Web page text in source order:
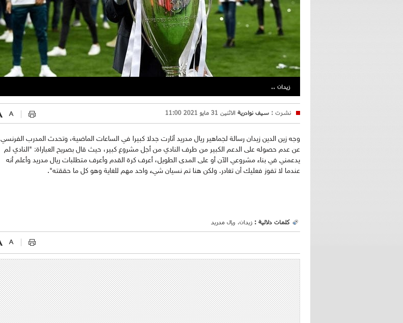
زيدان ..
نشرت : سيف نوادرية الاثنين 31 مايو 2021 11:00
وجه زين الدين زيدان رسالة لجماهير ريال مدريد أثارت جدلا كبيرا في الساعات الماضية، وتحدث المدرب الفرنسي
عن عدم حصوله على الدعم الكبير من طرف النادي من أجل مشروع كبير، حيث قال بصريح العباراة: "النادي لم
يدعمني في بناء مشروعي الآن أو على المدى الطويل، أعرف كرة القدم وأعرف متطلبات ريال مدريد وأعلم أنه
عندما لا تفوز فعليك أن تغادر. ولكن هنا تم نسيان شيء واحد مهم للغاية وهو كل ما حققته".
كلمات دلالية : زيدان، ريال مدريد